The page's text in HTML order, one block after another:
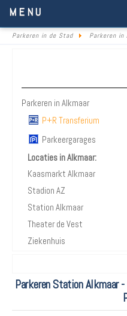
MENU
Parkeren in de Stad Parkeren in
Parkeren in Alkmaar
P+R Transferium
Parkeergarages
Locaties in Alkmaar:
Kaasmarkt Alkmaar
Stadion AZ
Station Alkmaar
Theater de Vest
Ziekenhuis
Parkeren Station Alkmaar